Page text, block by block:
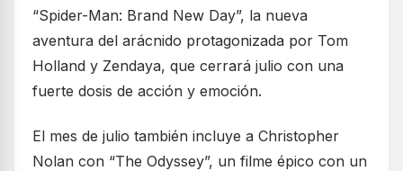
“Spider-Man: Brand New Day”, la nueva
aventura del arácnido protagonizada por Tom
Holland y Zendaya, que cerrará julio con una
fuerte dosis de acción y emoción.
El mes de julio también incluye a Christopher
Nolan con “The Odyssey”, un filme épico con un